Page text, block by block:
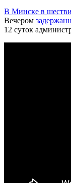
В Минске в
Вечером
12 суток